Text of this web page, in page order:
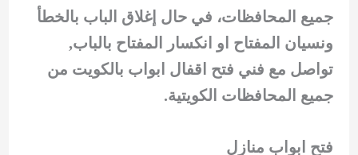
جميع المحافظات، في حال إغلاق الباب بالخطأ
ونسيان المفتاح او انكسار المفتاح بالباب,
تواصل مع فني فتح اقفال ابواب بالكويت من
جميع المحافظات الكويتية.
فتح ابواب منازل